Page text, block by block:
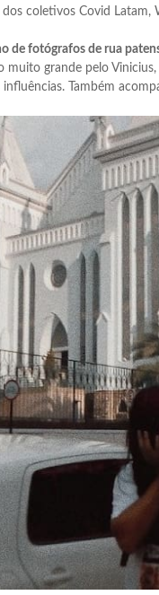
dos coletivos Covid
de fotógrafos de rua
muito grande pelo Vinicius,
Também